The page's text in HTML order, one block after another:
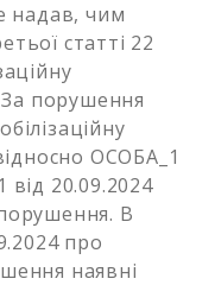
надав, чим
статті 22
За порушення
ОСОБА_1
20.09.2024
В
про
наявні